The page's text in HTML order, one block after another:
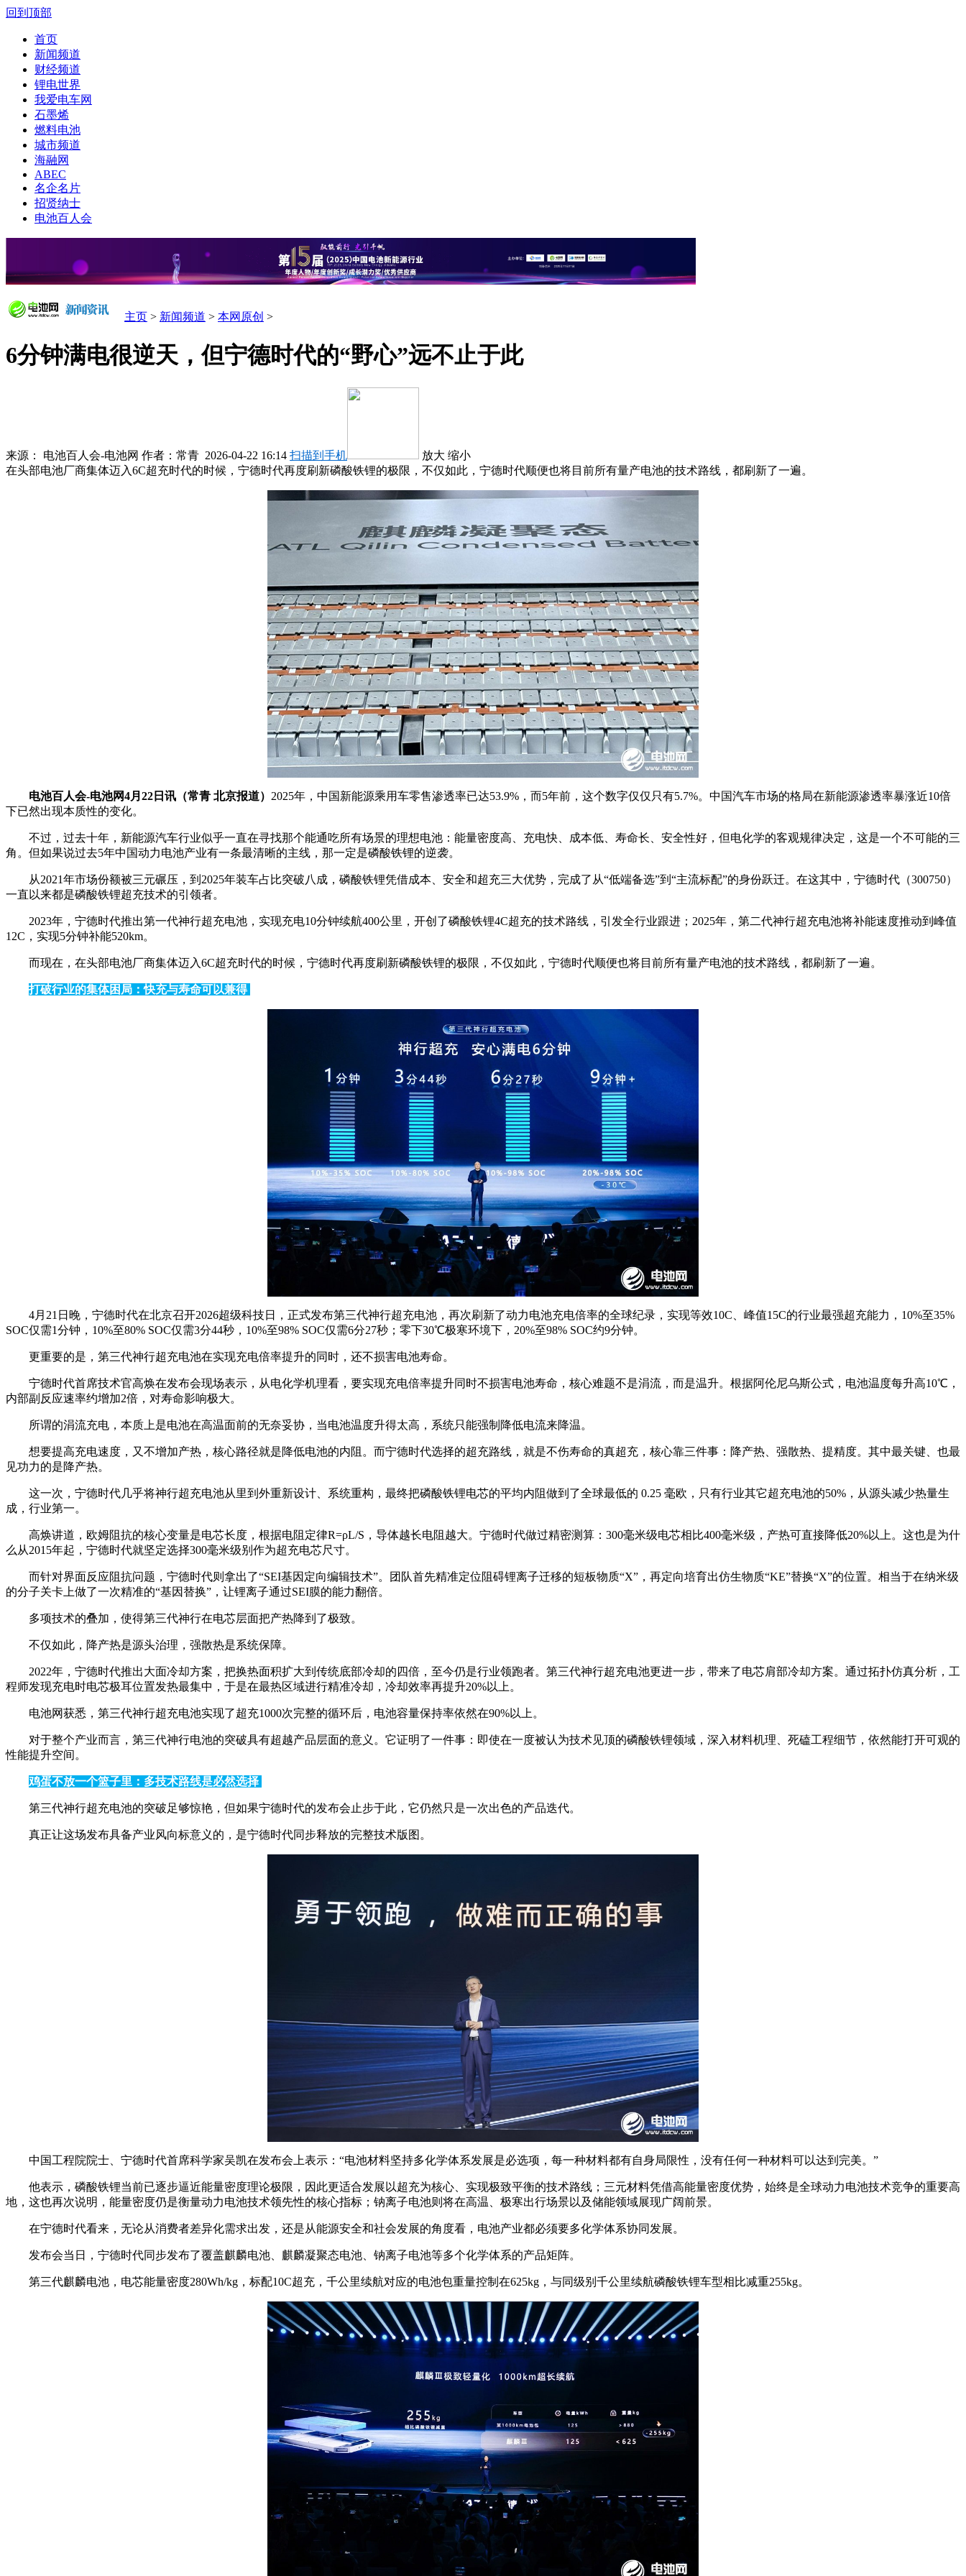
回到顶部
首页
新闻频道
财经频道
锂电世界
我爱电车网
石墨烯
燃料电池
城市频道
海融网
ABEC
名企名片
招贤纳士
电池百人会
主页 > 新闻频道 > 本网原创 >
6分钟满电很逆天，但宁德时代的“野心”远不止于此
来源： 电池百人会-电池网 作者： 常青 2026-04-22 16:14 扫描到手机 放大 缩小
在头部电池厂商集体迈入6C超充时代的时候，宁德时代再度刷新磷酸铁锂的极限，不仅如此，宁德时代顺便也将目前所有量产电池的技术路线，都刷新了一遍。
电池百人会-电池网4月22日讯（常青 北京报道） 2025年，中国新能源乘用车零售渗透率已达‌53.9%，而5年前，这个数字仅仅只有5.7%。中国汽车市场的格局在新能源渗透率暴涨近10倍
下已然出现本质性的变化。
不过，过去十年，新能源汽车行业似乎一直在寻找那个能通吃所有场景的理想电池：能量密度高、充电快、成本低、寿命长、安全性好，但电化学的客观规律决定，这是一个不可能的三
角。但如果说过去5年中国动力电池产业有一条最清晰的主线，那一定是磷酸铁锂的逆袭。
从2021年市场份额被三元碾压，到2025年装车占比突破八成，磷酸铁锂凭借成本、安全和超充三大优势，完成了从“低端备选”到“主流标配”的身份跃迁。在这其中，宁德时代（300750）
一直以来都是磷酸铁锂超充技术的引领者。
2023年，宁德时代推出第一代神行超充电池，实现充电10分钟续航400公里，开创了磷酸铁锂4C超充的技术路线，引发全行业跟进；2025年，第二代神行超充电池将补能速度推动到峰值
12C，实现5分钟补能520km。
而现在，在头部电池厂商集体迈入6C超充时代的时候，宁德时代再度刷新磷酸铁锂的极限，不仅如此，宁德时代顺便也将目前所有量产电池的技术路线，都刷新了一遍。
打破行业的集体困局：快充与寿命可以兼得
4月21日晚，宁德时代在北京召开2026超级科技日，正式发布第三代神行超充电池，再次刷新了动力电池充电倍率的全球纪录，实现等效10C、峰值15C的行业最强超充能力，10%至35%
SOC仅需1分钟，10%至80% SOC仅需3分44秒，10%至98% SOC仅需6分27秒；零下30℃极寒环境下，20%至98% SOC约9分钟。
更重要的是，第三代神行超充电池在实现充电倍率提升的同时，还不损害电池寿命。
宁德时代首席技术官高焕在发布会现场表示，从电化学机理看，要实现充电倍率提升同时不损害电池寿命，核心难题不是涓流，而是温升。根据阿伦尼乌斯公式，电池温度每升高10℃，
内部副反应速率约增加2倍，对寿命影响极大。
所谓的涓流充电，本质上是电池在高温面前的无奈妥协，当电池温度升得太高，系统只能强制降低电流来降温。
想要提高充电速度，又不增加产热，核心路径就是降低电池的内阻。而宁德时代选择的超充路线，就是不伤寿命的真超充，核心靠三件事：降产热、强散热、提精度。其中最关键、也最
见功力的是降产热。
这一次，宁德时代几乎将神行超充电池从里到外重新设计、系统重构，最终把磷酸铁锂电芯的平均内阻做到了全球最低的 0.25 毫欧，只有行业其它超充电池的50%，从源头减少热量生
成，行业第一。
高焕讲道，欧姆阻抗的核心变量是电芯长度，根据电阻定律R=ρL/S，导体越长电阻越大。宁德时代做过精密测算：300毫米级电芯相比400毫米级，产热可直接降低20%以上。这也是为什
么从2015年起，宁德时代就坚定选择300毫米级别作为超充电芯尺寸。
而针对界面反应阻抗问题，宁德时代则拿出了“SEI基因定向编辑技术”。团队首先精准定位阻碍锂离子迁移的短板物质“X”，再定向培育出仿生物质“KE”替换“X”的位置。相当于在纳米级
的分子关卡上做了一次精准的“基因替换”，让锂离子通过SEI膜的能力翻倍。
多项技术的叠加，使得第三代神行在电芯层面把产热降到了极致。
不仅如此，降产热是源头治理，强散热是系统保障。
2022年，宁德时代推出大面冷却方案，把换热面积扩大到传统底部冷却的四倍，至今仍是行业领跑者。第三代神行超充电池更进一步，带来了电芯肩部冷却方案。通过拓扑仿真分析，工
程师发现充电时电芯极耳位置发热最集中，于是在最热区域进行精准冷却，冷却效率再提升20%以上。
电池网获悉，第三代神行超充电池实现了超充1000次完整的循环后，电池容量保持率依然在90%以上。
对于整个产业而言，第三代神行电池的突破具有超越产品层面的意义。它证明了一件事：即使在一度被认为技术见顶的磷酸铁锂领域，深入材料机理、死磕工程细节，依然能打开可观的
性能提升空间。
鸡蛋不放一个篮子里：多技术路线是必然选择
第三代神行超充电池的突破足够惊艳，但如果宁德时代的发布会止步于此，它仍然只是一次出色的产品迭代。
真正让这场发布具备产业风向标意义的，是宁德时代同步释放的完整技术版图。
中国工程院院士、宁德时代首席科学家吴凯在发布会上表示：“电池材料坚持多化学体系发展是必选项，每一种材料都有自身局限性，没有任何一种材料可以达到完美。”
他表示，磷酸铁锂当前已逐步逼近能量密度理论极限，因此更适合发展以超充为核心、实现极致平衡的技术路线；三元材料凭借高能量密度优势，始终是全球动力电池技术竞争的重要高
地，这也再次说明，能量密度仍是衡量动力电池技术领先性的核心指标；钠离子电池则将在高温、极寒出行场景以及储能领域展现广阔前景。
在宁德时代看来，无论从消费者差异化需求出发，还是从能源安全和社会发展的角度看，电池产业都必须要多化学体系协同发展。
发布会当日，宁德时代同步发布了覆盖麒麟电池、麒麟凝聚态电池、钠离子电池等多个化学体系的产品矩阵。
第三代麒麟电池，电芯能量密度280Wh/kg，标配10C超充，千公里续航对应的电池包重量控制在625kg，与同级别千公里续航磷酸铁锂车型相比减重255kg。